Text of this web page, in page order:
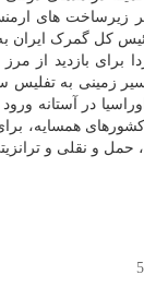
زیرساخت های
کل گمرک
برای بازدید از
زمینی به تفلیس
در آستانه
همسایه،
و نقلی و
5